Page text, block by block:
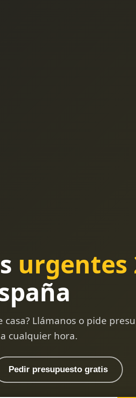
urgentes
casa? Llámanos o pide
cualquier hora.
Pedir presupuesto gratis